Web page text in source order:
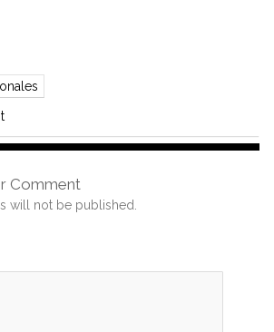
Comment
will not be published.